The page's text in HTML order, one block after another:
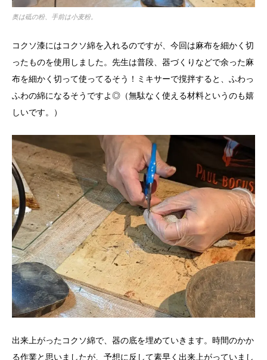
奥は砥の粉、手前は小麦粉。
コクソ漆にはコクソ綿を入れるのですが、今回は麻布を細かく切
ったものを使用しました。先生は普段、器づくりなどで余った麻
布を細かく切って使ってるそう！ミキサーで撹拌すると、ふわっ
ふわの綿になるそうですよ◎（無駄なく使える材料というのも嬉
しいです。）
出来上がったコクソ綿で、器の底を埋めていきます。時間のかか
る作業と思いましたが、予想に反して素早く出来上がっていまし